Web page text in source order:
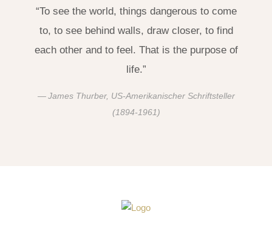
“To see the world, things dangerous to come
to, to see behind walls, draw closer, to find
each other and to feel. That is the purpose of
life.”
James Thurber, US-Amerikanischer Schriftsteller
(1894-1961)